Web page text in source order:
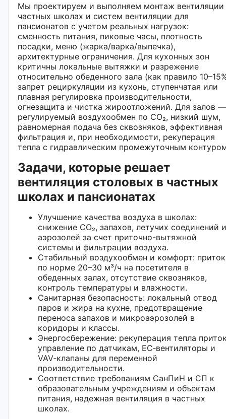
Мы проектируем и выполняем монтаж вентиляции
частных школах и систем вентиляции для
пансионатов с учетом реальных нагрузок:
сменность питания, пиковые часы, плотность
посадки, меню (жарка/варка/выпечка),
архитектурные ограничения. Для кухонных зон
критичны локальные вытяжки и разрежение
относительно обеденного зала (как правило
запрет рециркуляции из кухонь, ступенчатая или
плавная регулировка производительности,
огнезащита и чистка жироотложений. Для залов —
регулируемый воздухообмен по CO₂, низкий шум,
равномерная подача без сквозняков, эффективная
фильтрация и, при необходимости, рекуперация
тепла с гидравлическим промежуточным
Задачи, которые решает
вентиляция столовых в частных
школах и пансионатах
Улучшение качества воздуха в школах:
снижение CO₂, запахов, летучих соединений и
аэрозолей за счет приточно-вытяжной
системы и фильтрации воздуха.
Стабильный воздухообмен и комфорт: приток
по норме 20–30 м³/ч на посетителя в
обеденных залах, отсутствие сквозняков,
контроль температуры и влажности.
Санитарная безопасность: локальный отвод
паров и жира на кухне, предотвращение
переноса запахов и микроаэрозолей в
коридоры и классы.
Энергосбережение: рекуперация тепла
управление по датчикам, EC‑вентиляторы и
VAV‑клапаны для переменной
производительности.
Соответствие требованиям СанПиН и СП к
образовательным учреждениям и объектам
питания, надежная вентиляция в частных
школах.